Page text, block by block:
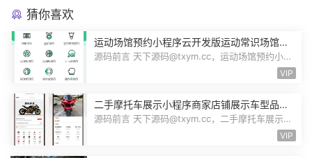
猜你喜欢
运动场馆预约小程序云开发版运动常识场馆动
态羽毛球健身房乒乓球预约管理预约凭证源码
源码前言 天下源码@txym.cc，运动场馆预约小程
VIP
二手摩托车展示小程序商家店铺展示车型品牌
管理摩托车信息发布用户交互联系源码
源码前言 天下源码@txym.cc，二手摩托车展示小
VIP